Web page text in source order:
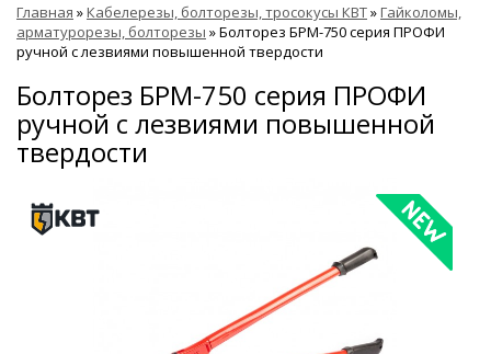
Главная »Кабелерезы, болторезы, тросокусы КВТ»Гайколомы,
арматурорезы, болторезы »Болторез БРМ-750 серия ПРОФИ
ручной с лезвиями повышенной твердости
Болторез БРМ-750 серия ПРОФИ
ручной с лезвиями повышенной
твердости